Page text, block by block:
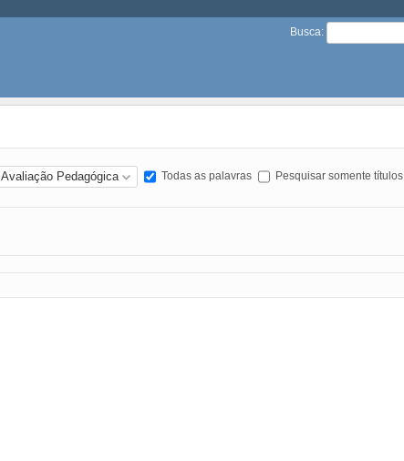
Busca:
Todas as palavras Pesquisar somente títulos